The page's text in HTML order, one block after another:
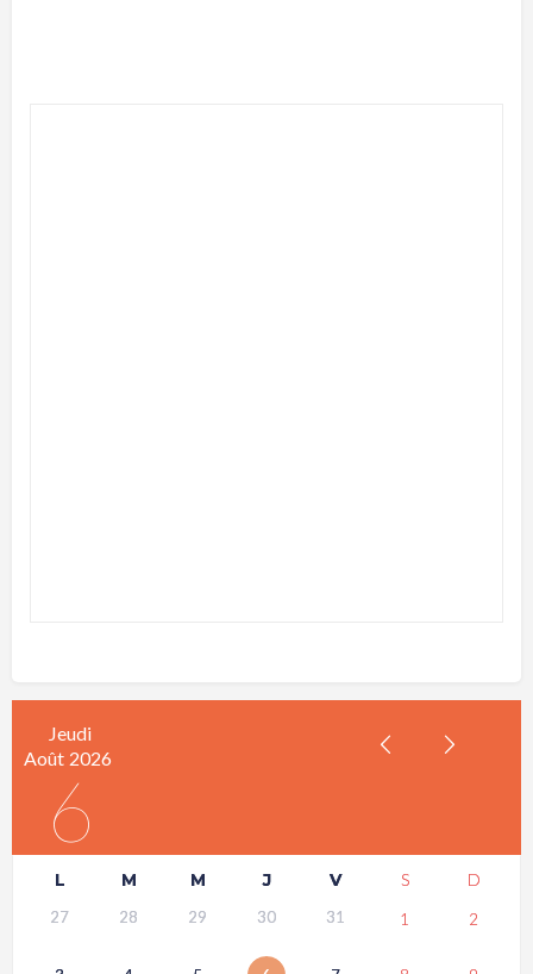
Jeudi
Août 2026
6
L M M J V S D
27 28 29 30 31 1 2